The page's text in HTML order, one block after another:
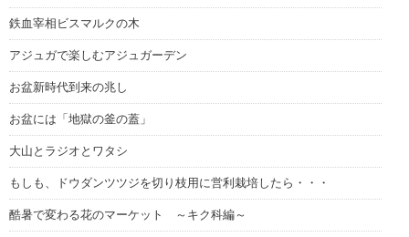
鉄血宰相ビスマルクの木
アジュガで楽しむアジュガーデン
お盆新時代到来の兆し
お盆には「地獄の釜の蓋」
大山とラジオとワタシ
もしも、ドウダンツツジを切り枝用に営利栽培したら・・・
酷暑で変わる花のマーケット ～キク科編～